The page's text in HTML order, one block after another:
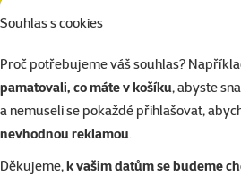
Souhlas s cookies
Proč potřebujeme váš souhlas?
pamatovali, co máte v košíku, abyste
a nemuseli se pokaždé přihlašovat,
nevhodnou reklamou.
Děkujeme,k vašim datům se budeme
Otrokovice
PC Atrium, nám. 3. května 1877,
Otevírací doba:
Po – Ne: 9:00 – 20:00